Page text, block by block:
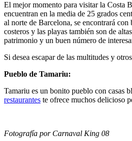
El mejor momento para visitar la Costa
encuentran en la media de 25 grados
al norte de Barcelona, se encontrará con
costeros y las playas también son de
patrimonio y un buen número de
Si desea escapar de las multitudes y
Pueblo de Tamariu:
Tamariu es un bonito pueblo con casas
restaurantes te ofrece muchos delicioso
Fotografía por Carnaval King 08